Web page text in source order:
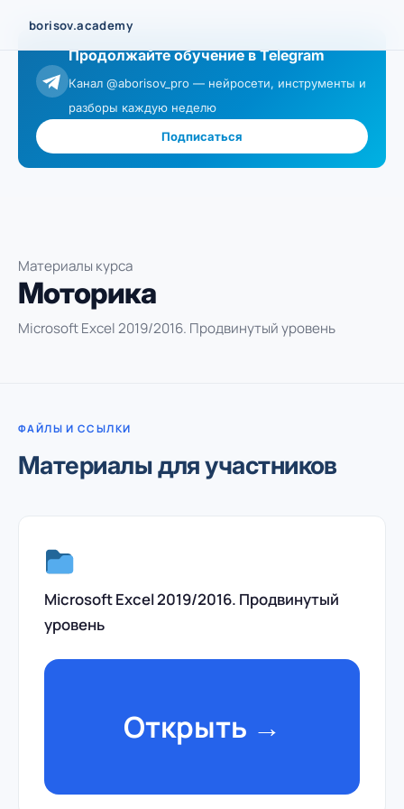
содержимомуПродолжайте обучение в Telegram
Канал @aborisov_pro — нейросети, инструменты и
разборы каждую неделю
Подписаться
borisov.academy
Материалы курса
Моторика
Microsoft Excel 2019/2016. Продвинутый уровень
ФАЙЛЫ И ССЫЛКИ
Материалы для участников
Microsoft Excel 2019/2016. Продвинутый
уровень
Открыть →